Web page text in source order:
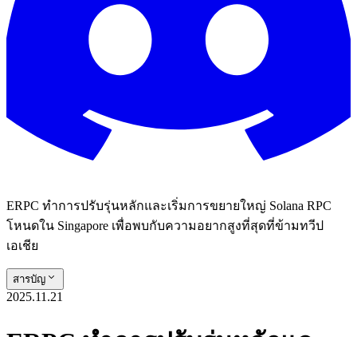
ERPC ทําการปรับรุ่นหลักและเริ่มการขยายใหญ่ Solana RPC
โหนดใน Singapore เพื่อพบกับความอยากสูงที่สุดที่ข้ามทวีป
เอเชีย
สารบัญ
2025.11.21